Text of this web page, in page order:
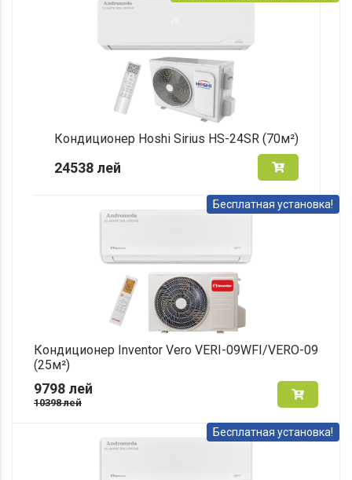
Кондиционер Hoshi Sirius HS-24SR (70м²)
24538 лей
Бесплатная установка!
Кондиционер Inventor Vero VERI-09WFI/VERO-09
(25м²)
9798 лей
10398лей
Бесплатная установка!